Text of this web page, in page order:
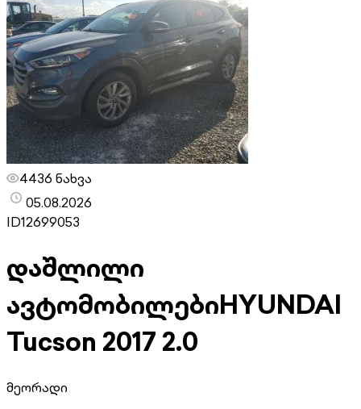
4436 ნახვა
05.08.2026
ID12699053
დაშლილი
ავტომობილებიHYUNDAI
Tucson 2017 2.0
მეორადი